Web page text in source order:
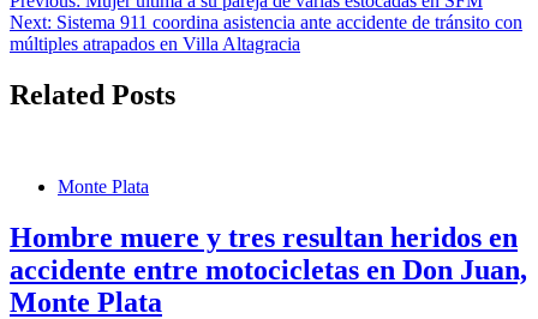
de
Next: Sistema 911 coordina asistencia ante accidente de tránsito con
múltiples atrapados en Villa Altagracia
Related Posts
Monte Plata
Hombre muere y tres resultan heridos en
accidente entre motocicletas en Don Juan,
Monte Plata